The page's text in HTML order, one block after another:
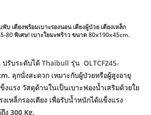
บ เตียงพร้อมเบาะรองนอน เตียงผู้ป่วย เตียงเหล็ก
80 พิเศษ! เบาะใยมะพร้าว ขนาด 80x190x45cm.
ปรับระดับได้Thaibull รุ่น OLTCF245-
ลุกนั่งสะดวก เหมาะกับผู้ป่วยหรือผู้สูงอายุ
งแรง วัสดุด้านในเป็นเบาะฟองน้ำเสริมด้วยใย
เหล็กรองเตียง เพื่อรับน้ำหนักได้แข็งแรง
ง 300 Kg.